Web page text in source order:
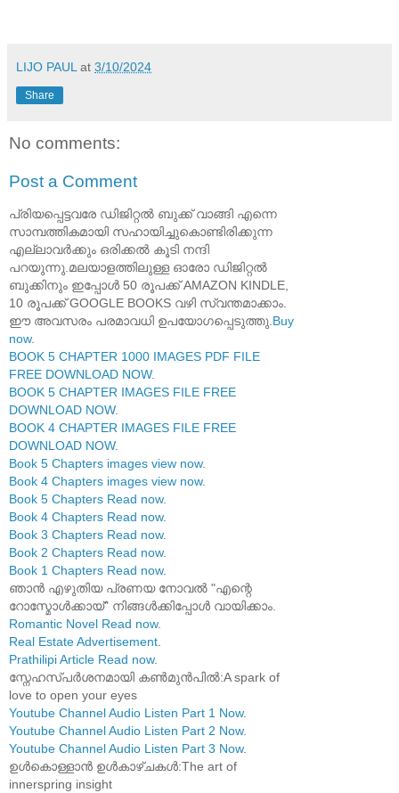
LIJO PAUL at 3/10/2024
Share
No comments:
Post a Comment
പ്രിയപ്പെട്ടവരേ ഡിജിറ്റൽ ബുക്ക് വാങ്ങി എന്നെ
സാമ്പത്തികമായി സഹായിച്ചുകൊണ്ടിരിക്കുന്ന
എല്ലാവർക്കും ഒരിക്കൽ കൂടി നന്ദി
പറയുന്നു.മലയാളത്തിലുള്ള ഓരോ ഡിജിറ്റൽ
ബുക്കിനും ഇപ്പോൾ 50 രൂപക്ക് AMAZON KINDLE,
10 രൂപക്ക് GOOGLE BOOKS വഴി സ്വന്തമാക്കാം.
ഈ അവസരം പരമാവധി ഉപയോഗപ്പെടുത്തു. Buy
now.
BOOK 5 CHAPTER 1000 IMAGES PDF FILE
FREE DOWNLOAD NOW.
BOOK 5 CHAPTER IMAGES FILE FREE
DOWNLOAD NOW.
BOOK 4 CHAPTER IMAGES FILE FREE
DOWNLOAD NOW.
Book 5 Chapters images view now.
Book 4 Chapters images view now.
Book 5 Chapters Read now.
Book 4 Chapters Read now.
Book 3 Chapters Read now.
Book 2 Chapters Read now.
Book 1 Chapters Read now.
ഞാൻ എഴുതിയ പ്രണയ നോവൽ "എന്റെ
റോസ്മോൾക്കായ്" നിങ്ങൾക്കിപ്പോൾ വായിക്കാം.
Romantic Novel Read now.
Real Estate Advertisement
Prathilipi Article Read now.
സ്നേഹസ്പർശനമായി കൺമുൻപിൽ:A spark of
love to open your eyes
Youtube Channel Audio Listen Part 1 Now.
Youtube Channel Audio Listen Part 2 Now.
Youtube Channel Audio Listen Part 3 Now.
ഉൾകൊള്ളാൻ ഉൾകാഴ്ചകൾ:The art of
innerspring insight